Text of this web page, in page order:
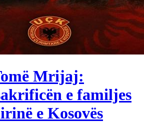
Mrijaj:
e familjes
e Kosovës